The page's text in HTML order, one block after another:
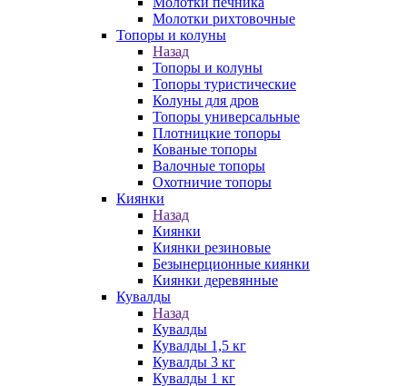
Молотки рихтовочные
Топоры и колуны
Назад
Топоры и колуны
Топоры туристические
Колуны для дров
Топоры универсальные
Плотницкие топоры
Кованые топоры
Валочные топоры
Охотничие топоры
Киянки
Назад
Киянки
Киянки резиновые
Безынерционные киянки
Киянки деревянные
Кувалды
Назад
Кувалды
Кувалды 1,5 кг
Кувалды 3 кг
Кувалды 1 кг